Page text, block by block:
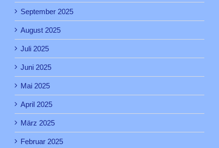
September 2025
August 2025
Juli 2025
Juni 2025
Mai 2025
April 2025
März 2025
Februar 2025